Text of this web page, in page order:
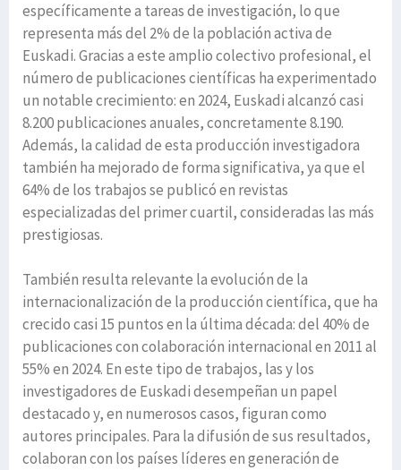
específicamente a tareas de investigación, lo que
representa más del 2% de la población activa de
Euskadi. Gracias a este amplio colectivo profesional, el
número de publicaciones científicas ha experimentado
un notable crecimiento: en 2024, Euskadi alcanzó casi
8.200 publicaciones anuales, concretamente 8.190.
Además, la calidad de esta producción investigadora
también ha mejorado de forma significativa, ya que el
64% de los trabajos se publicó en revistas
especializadas del primer cuartil, consideradas las más
prestigiosas.
También resulta relevante la evolución de la
internacionalización de la producción científica, que ha
crecido casi 15 puntos en la última década: del 40% de
publicaciones con colaboración internacional en 2011 al
55% en 2024. En este tipo de trabajos, las y los
investigadores de Euskadi desempeñan un papel
destacado y, en numerosos casos, figuran como
autores principales. Para la difusión de sus resultados,
colaboran con los países líderes en generación de